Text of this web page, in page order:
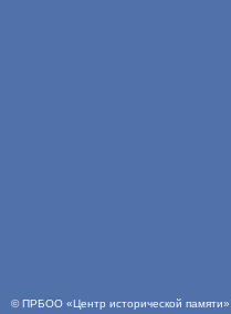
©ПРБОО «Центр исторической памяти»